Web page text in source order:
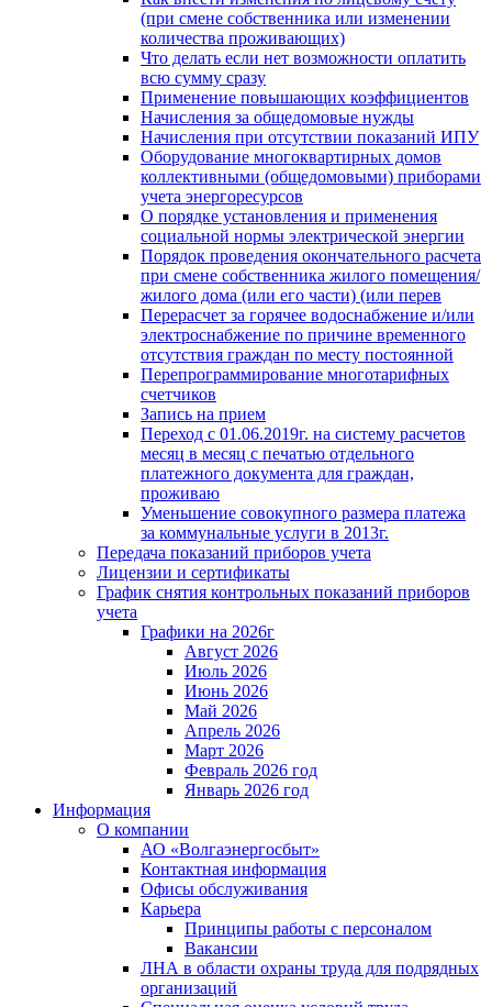
(при смене собственника или изменении
количества проживающих)
Что делать если нет возможности оплатить
всю сумму сразу
Применение повышающих коэффициентов
Начисления за общедомовые нужды
Начисления при отсутствии показаний ИПУ
Оборудование многоквартирных домов
коллективными (общедомовыми) приборами
учета энергоресурсов
О порядке установления и применения
социальной нормы электрической энергии
Порядок проведения окончательного расчета
при смене собственника жилого помещения/
жилого дома (или его части) (или перев
Перерасчет за горячее водоснабжение и/или
электроснабжение по причине временного
отсутствия граждан по месту постоянной
Перепрограммирование многотарифных
счетчиков
Запись на прием
Переход с 01.06.2019г. на систему расчетов
месяц в месяц с печатью отдельного
платежного документа для граждан,
проживаю
Уменьшение совокупного размера платежа
за коммунальные услуги в 2013г.
Передача показаний приборов учета
Лицензии и сертификаты
График снятия контрольных показаний приборов
учета
Графики на 2026г
Август 2026
Июль 2026
Июнь 2026
Май 2026
Апрель 2026
Март 2026
Февраль 2026 год
Январь 2026 год
Информация
О компании
АО «Волгаэнергосбыт»
Контактная информация
Офисы обслуживания
Карьера
Принципы работы с персоналом
Вакансии
ЛНА в области охраны труда для подрядных
организаций